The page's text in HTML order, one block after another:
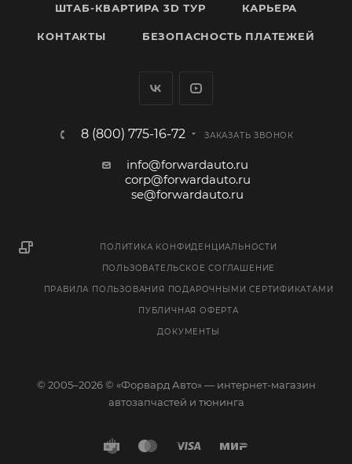
ШТАБ-КВАРТИРА 3D ТУР КАРЬЕРА
КОНТАКТЫ БЕЗОПАСНОСТЬ ПЛАТЕЖЕЙ
8 (800) 775-16-72 ЗАКАЗАТЬ ЗВОНОК
info@forwardauto.ru
corp@forwardauto.ru
se@forwardauto.ru
ПОЛИТИКА КОНФИДЕНЦИАЛЬНОСТИ
ПОЛЬЗОВАТЕЛЬСКОЕ СОГЛАШЕНИЕ
ПРАВИЛА ПОЛЬЗОВАНИЯ ПОДАРОЧНЫМИ СЕРТИФИКАТАМИ
ПУБЛИЧНАЯ ОФЕРТА
ДОКУМЕНТЫ
© 2005–2026 © «Форвард Авто» — интернет-магазин
автозапчастей и тюнинга